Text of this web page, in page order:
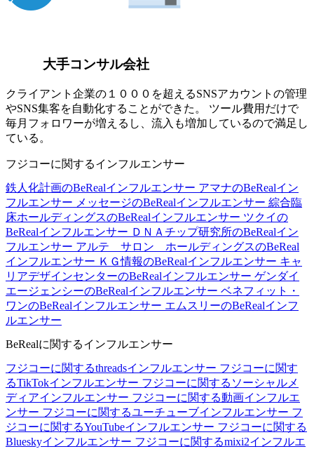
大手コンサル会社
クライアント企業の１０００を超えるSNSアカウントの管理
やSNS集客を自動化することができた。 ツール費用だけで
毎月フォロワーが増えるし、流入も増加しているので満足し
ている。
フジコーに関するインフルエンサー
鉄人化計画のBeRealインフルエンサー アマナのBeRealイン
フルエンサー メッセージのBeRealインフルエンサー 綜合臨
床ホールディングスのBeRealインフルエンサー ツクイの
BeRealインフルエンサー ＤＮＡチップ研究所のBeRealイン
フルエンサー アルテ サロン ホールディングスのBeReal
インフルエンサー ＫＧ情報のBeRealインフルエンサー キャ
リアデザインセンターのBeRealインフルエンサー ゲンダイ
エージェンシーのBeRealインフルエンサー ベネフィット・
ワンのBeRealインフルエンサー エムスリーのBeRealインフ
ルエンサー
BeRealに関するインフルエンサー
フジコーに関するthreadsインフルエンサー フジコーに関す
るTikTokインフルエンサー フジコーに関するソーシャルメ
ディアインフルエンサー フジコーに関する動画インフルエ
ンサー フジコーに関するユーチューブインフルエンサー フ
ジコーに関するYouTubeインフルエンサー フジコーに関する
Blueskyインフルエンサー フジコーに関するmixi2インフルエ